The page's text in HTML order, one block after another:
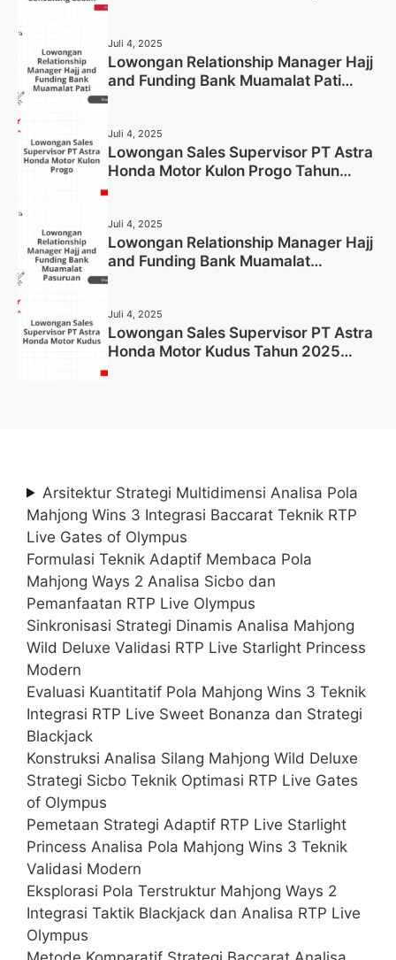
Juli 4, 2025
Lowongan Relationship Manager Hajj
and Funding Bank Muamalat Pati
Juli 4, 2025
Lowongan Sales Supervisor PT Astra
Honda Motor Kulon Progo Tahun
Juli 4, 2025
Lowongan Relationship Manager Hajj
and Funding Bank Muamalat
Juli 4, 2025
Lowongan Sales Supervisor PT Astra
Honda Motor Kudus Tahun 2025
Arsitektur Strategi Multidimensi Analisa Pola
Mahjong Wins 3 Integrasi Baccarat Teknik RTP
Live Gates of Olympus
Formulasi Teknik Adaptif Membaca Pola
Mahjong Ways 2 Analisa Sicbo dan
Pemanfaatan RTP Live Olympus
Sinkronisasi Strategi Dinamis Analisa Mahjong
Wild Deluxe Validasi RTP Live Starlight Princess
Modern
Evaluasi Kuantitatif Pola Mahjong Wins 3 Teknik
Integrasi RTP Live Sweet Bonanza dan Strategi
Blackjack
Konstruksi Analisa Silang Mahjong Wild Deluxe
Strategi Sicbo Teknik Optimasi RTP Live Gates
of Olympus
Pemetaan Strategi Adaptif RTP Live Starlight
Princess Analisa Pola Mahjong Wins 3 Teknik
Validasi Modern
Eksplorasi Pola Terstruktur Mahjong Ways 2
Integrasi Taktik Blackjack dan Analisa RTP Live
Olympus